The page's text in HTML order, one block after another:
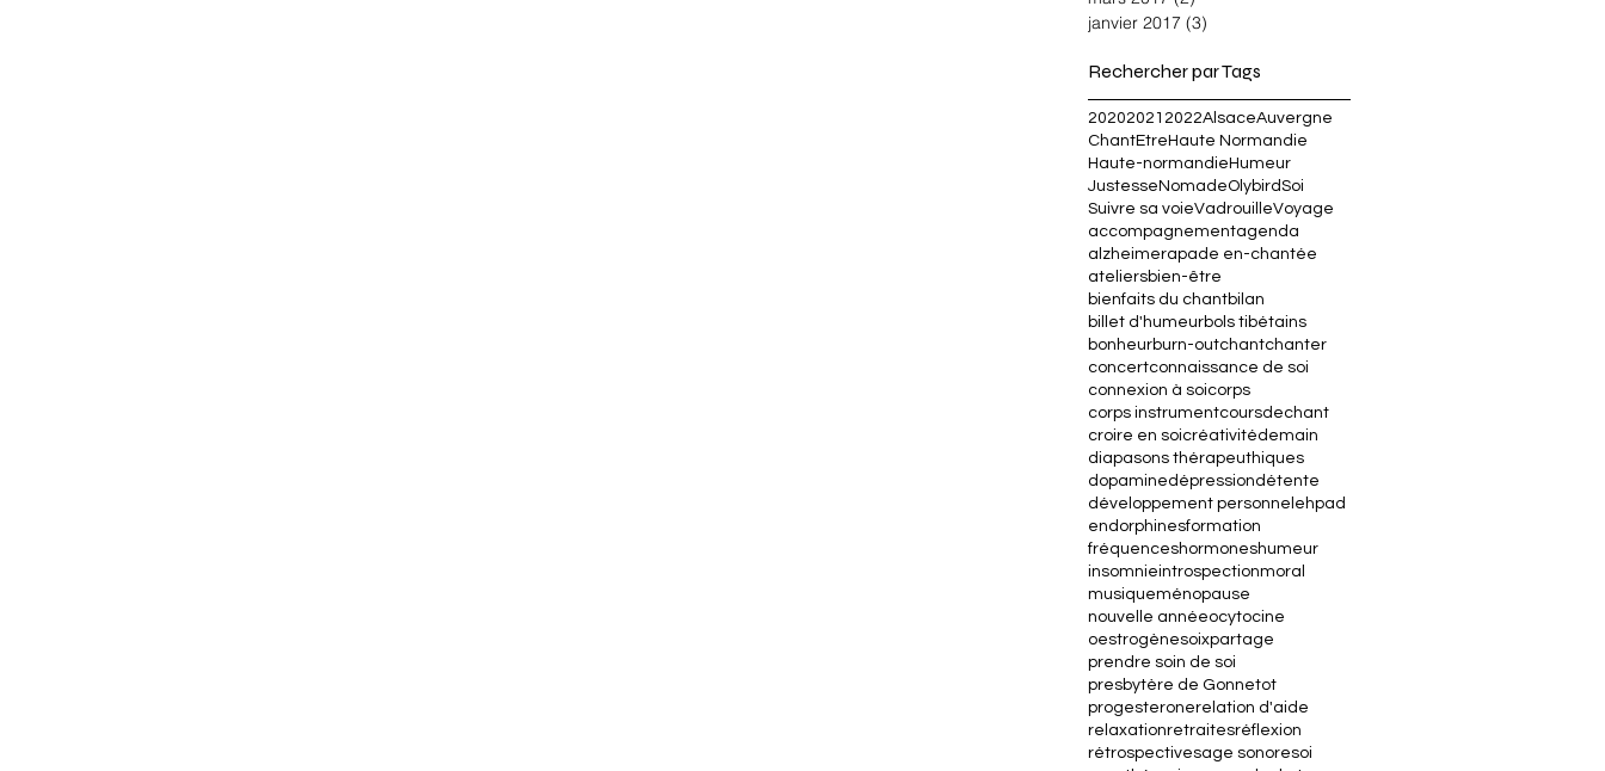
janvier 2017 (3)
Rechercher par Tags
20202021 2022AlsaceAuvergne
ChantEtre Haute Normandie
Haute-normandie Humeur
Justesse NomadeOlybirdSoi
Suivre sa voieVadrouilleVoyage
accompagnementagenda
alzheimerapade en-chantée
ateliersbien-être
bienfaits du chantbilan
billet d'humeurbols tibétains
bonheurburn-outchantchanter
concertconnaissance de soi
connexion à soicorps
corps instrumentcoursdechant
croire en soicréativitédemain
diapasons thérapeuthiques
dopaminedépressiondétente
développement personnel ehpad
endorphinesformation
fréquenceshormoneshumeur
insomnieintrospectionmoral
musiqueménopause
nouvelle annéeocytocine
oestrogènesoixpartage
prendre soin de soi
presbytère de Gonnetot
progesteronerelation d'aide
relaxationretraitesréflexion
rétrospectivesage sonoresoi